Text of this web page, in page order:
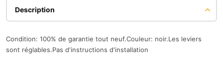
Description
Condition: 100% de garantie tout neuf.Couleur: noir.Les leviers
sont réglables.Pas d'instructions d'installation